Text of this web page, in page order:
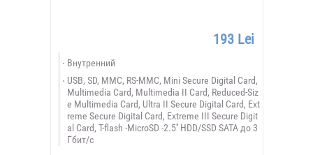
193 Lei
Внутренний
USB, SD, MMC, RS-MMC, Mini Secure Digital Card,
Multimedia Card, Multimedia II Card, Reduced-Siz
e Multimedia Card, Ultra II Secure Digital Card, Ext
reme Secure Digital Card, Extreme III Secure Digit
al Card, T-flash -MicroSD -2.5'' HDD/SSD SATA до 3
Гбит/с